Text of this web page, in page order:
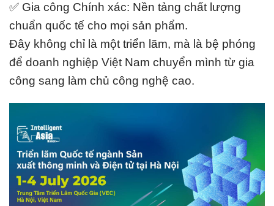
✅ Gia công Chính xác: Nền tảng chất lượng
chuẩn quốc tế cho mọi sản phẩm.
Đây không chỉ là một triển lãm, mà là bệ phóng
để doanh nghiệp Việt Nam chuyển mình từ gia
công sang làm chủ công nghệ cao.